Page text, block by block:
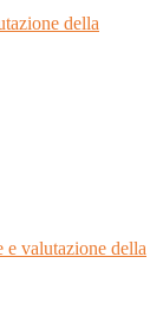
della
e valutazione della